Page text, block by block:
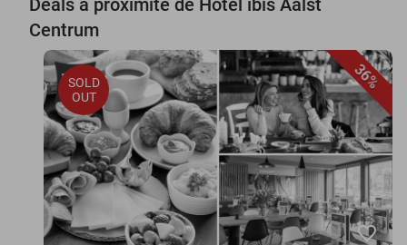
Centrum
36%
SOLD
OUT
favorite_border